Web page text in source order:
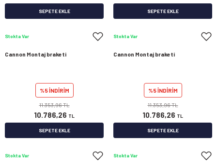
SEPETE EKLE SEPETE EKLE
Stokta Var
Cannon Montaj braketi
%5 İNDİRİM
10.786,26 TL
11.353,96 TL
SEPETE EKLE
Stokta Var
Cannon Montaj braketi
%5 İNDİRİM
10.786,26 TL
11.353,96 TL
SEPETE EKLE
Stokta Var Stokta Var